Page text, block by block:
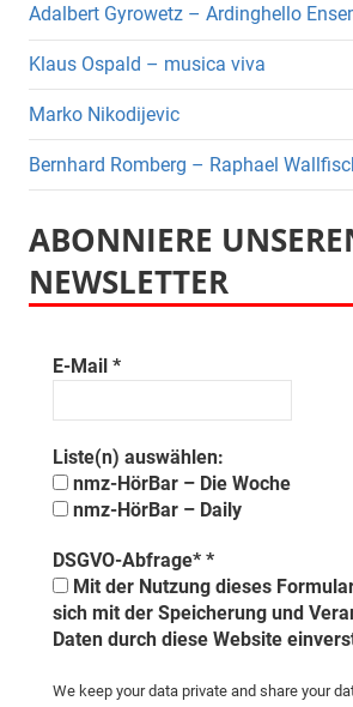
Adalbert Gyrowetz – Ardinghello
Klaus Ospald – musica viva
Marko Nikodijevic
Bernhard Romberg – Raphael
ABONNIERE
NEWSLETTER
E-Mail *
Liste(n) auswählen:
nmz-HörBar – Die Woche
nmz-HörBar – Daily
DSGVO-Abfrage* *
Mit der Nutzung dieses
sich mit der Speicherung und
Daten durch diese Website
We keep your data private and share your